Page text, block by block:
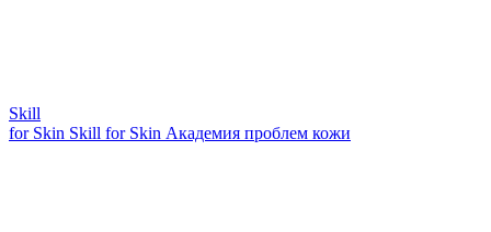
Skill
for Skin Skill for Skin Академия проблем кожи